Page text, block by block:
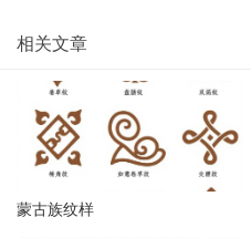
相关文章
蒙古族纹样